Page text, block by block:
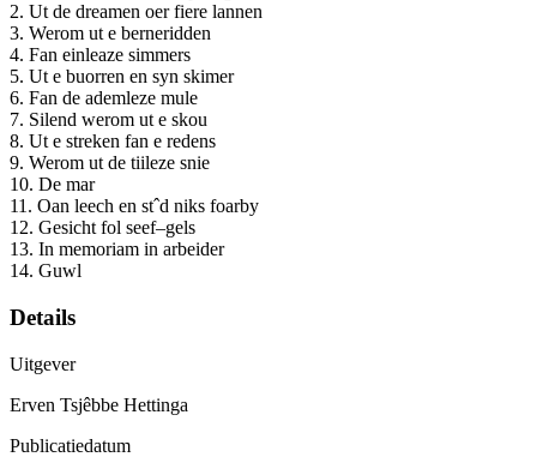
2. Ut de dreamen oer fiere lannen
3. Werom ut e berneridden
4. Fan einleaze simmers
5. Ut e buorren en syn skimer
6. Fan de ademleze mule
7. Silend werom ut e skou
8. Ut e streken fan e redens
9. Werom ut de tiileze snie
10. De mar
11. Oan leech en stˆd niks foarby
12. Gesicht fol seef–gels
13. In memoriam in arbeider
14. Guwl
Details
Uitgever
Erven Tsjêbbe Hettinga
Publicatiedatum